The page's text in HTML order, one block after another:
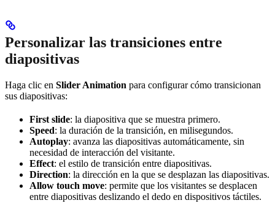
Personalizar las transiciones entre
diapositivas
Haga clic en Slider Animation para configurar cómo transicionan
sus diapositivas:
First slide: la diapositiva que se muestra primero.
Speed: la duración de la transición, en milisegundos.
Autoplay: avanza las diapositivas automáticamente, sin
necesidad de interacción del visitante.
Effect: el estilo de transición entre diapositivas.
Direction: la dirección en la que se desplazan las diapositivas.
Allow touch move: permite que los visitantes se desplacen
entre diapositivas deslizando el dedo en dispositivos táctiles.